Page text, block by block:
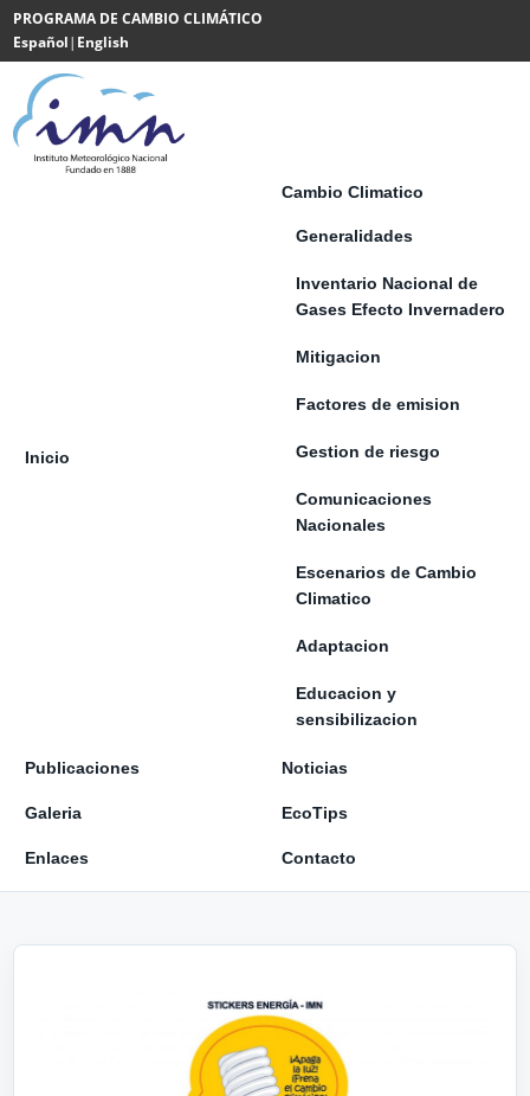
Saltar al contenido
PROGRAMA DE CAMBIO CLIMÁTICO
Español| English
Powered
by
Translate
Inicio
Cambio Climatico
Generalidades
Inventario Nacional de
Gases Efecto Invernadero
Mitigacion
Factores de emision
Gestion de riesgo
Comunicaciones
Nacionales
Escenarios de Cambio
Climatico
Adaptacion
Educacion y
sensibilizacion
Publicaciones Noticias
Galeria EcoTips
Enlaces Contacto